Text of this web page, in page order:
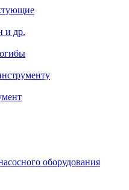
и др.
оборудования